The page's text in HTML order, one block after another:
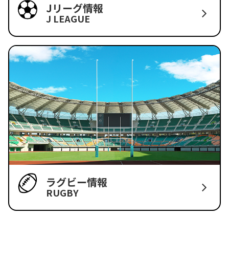
Jリーグ情報
J LEAGUE
ラグビー情報
RUGBY